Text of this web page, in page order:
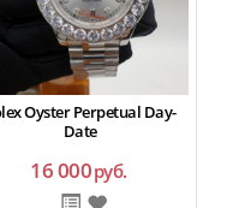
Oyster Perpetual Day-
Date
16 000руб.